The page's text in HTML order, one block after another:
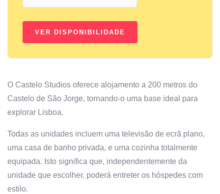
O Castelo Studios oferece alojamento a 200 metros do
Castelo de São Jorge, tornando-o uma base ideal para
explorar Lisboa.
Todas as unidades incluem uma televisão de ecrã plano,
uma casa de banho privada, e uma cozinha totalmente
equipada. Isto significa que, independentemente da
unidade que escolher, poderá entreter os hóspedes com
estilo.